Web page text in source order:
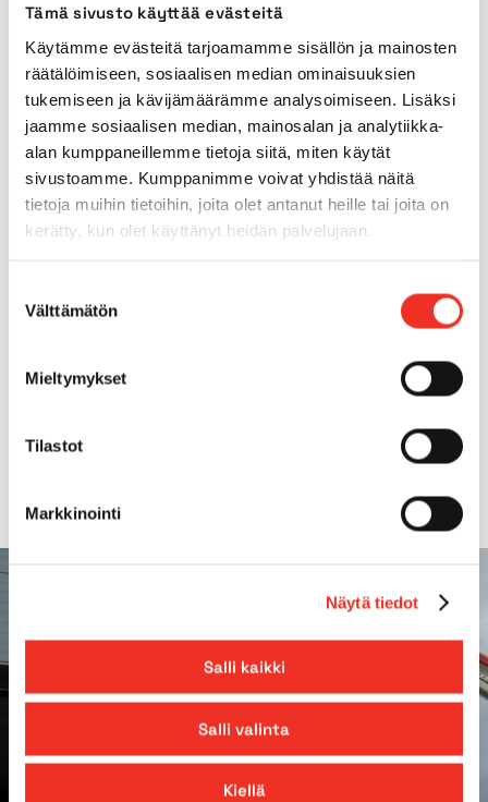
Tämä sivusto käyttää evästeitä
Käytämme evästeitä tarjoamamme sisällön ja mainosten
räätälöimiseen, sosiaalisen median ominaisuuksien
tukemiseen ja kävijämäärämme analysoimiseen. Lisäksi
jaamme sosiaalisen median, mainosalan ja analytiikka-
alan kumppaneillemme tietoja siitä, miten käytät
sivustoamme. Kumppanimme voivat yhdistää näitä
tietoja muihin tietoihin, joita olet antanut heille tai joita on
kerätty, kun olet käyttänyt heidän palvelujaan.
valinta
Välttämätön
Mieltymykset
Tilastot
Markkinointi
Näytä tiedot
Salli kaikki
Salli valinta
Kiellä
Käyttövoima
Ulkokäyttö Kyllä
Sisärenkaat Ei
Max. alustan kaltevuus
Mäennousukyky
Lavan jatke